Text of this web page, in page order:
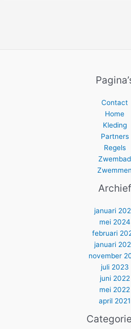
Contact
Home
Kleding
Partners
Regels
Zwembad
Zwemmen
Archief
januari
mei 2024
februari
januari
november
juli 2023
juni 2022
mei 2022
april 2021